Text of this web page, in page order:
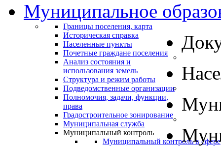
Муниципальное
Границы поселения, карта
Историческая справка
Населенные пункты
Почетные граждане поселения
Анализ состояния и
использования земель
Структура и режим работы
Подведомственные организации
Полномочия, задачи, функции,
права
Градостроительное зонирование
Муниципальная служба
Муниципальный контроль
Муниципальный контроль в сфере